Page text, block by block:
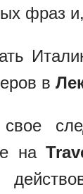
фраз
в
свое
на